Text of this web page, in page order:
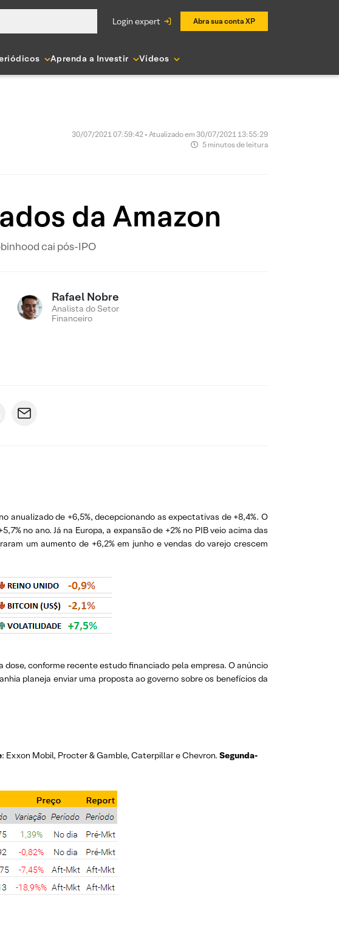
login expert Abra sua conta XP
Aprenda a Investir Vídeos
30/07/2021 07:59:42 • Atualizado em 30/07/2021 13:55:29
5 minutos de leitura
da Amazon
cai pós-IPO
Rafael Nobre
Analista do Setor
Financeiro
anualizado de +6,5%, decepcionando as expectativas de +8,4%. O
no ano. Já na Europa, a expansão de +2% no PIB veio acima das
um aumento de +6,2% em junho e vendas do varejo crescem
dose, conforme recente estudo financiado pela empresa. O anúncio
planeja enviar uma proposta ao governo sobre os benefícios da
: Exxon Mobil, Procter & Gamble, Caterpillar e Chevron. Segunda-